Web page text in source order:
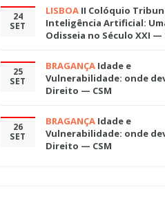
24
SET
LISBOA II Colóquio
Inteligência Artificial:
Odisseia no Século XXI —
25
SET
BRAGANÇA Idade e
Vulnerabilidade: onde
Direito — CSM
26
SET
BRAGANÇA Idade e
Vulnerabilidade: onde
Direito — CSM